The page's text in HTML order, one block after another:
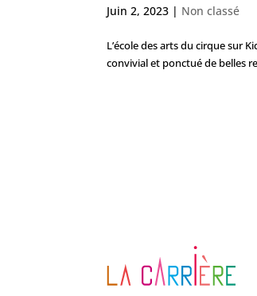
Juin 2, 2023 | Non classé
L’école des arts du cirque sur
convivial et ponctué de belles